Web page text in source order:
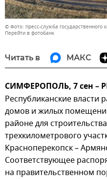
© Фото: пресс-служба государственного
Перейти в фотобанк
Читать в МАКС
СИМФЕРОПОЛЬ, 7 сен –
Республиканские власти
домов и жилых
районе для
трехкилометрового
Красноперекопск –
Соответствующее
на правительственном